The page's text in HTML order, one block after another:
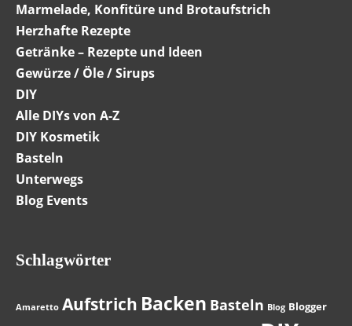
Marmelade, Konfitüre und Brotaufstrich
Herzhafte Rezepte
Getränke – Rezepte und Ideen
Gewürze / Öle / Sirups
DIY
Alle DIYs von A-Z
DIY Kosmetik
Basteln
Unterwegs
Blog Events
Schlagwörter
Amaretto Aufstrich Backen Basteln Blog Blogger